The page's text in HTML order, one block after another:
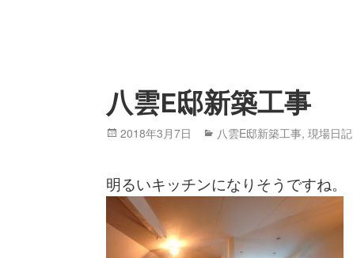
八雲E邸新築工事
Posted
2018年3月7日 Categories
八雲E邸新築工事,現場日記
明るいキッチンになりそうですね。